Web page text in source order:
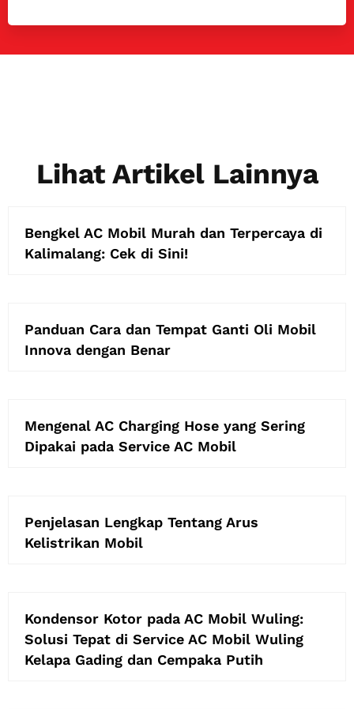
Lihat Artikel Lainnya
Bengkel AC Mobil Murah dan Terpercaya di
Kalimalang: Cek di Sini!
Panduan Cara dan Tempat Ganti Oli Mobil
Innova dengan Benar
Mengenal AC Charging Hose yang Sering
Dipakai pada Service AC Mobil
Penjelasan Lengkap Tentang Arus
Kelistrikan Mobil
Kondensor Kotor pada AC Mobil Wuling:
Solusi Tepat di Service AC Mobil Wuling
Kelapa Gading dan Cempaka Putih